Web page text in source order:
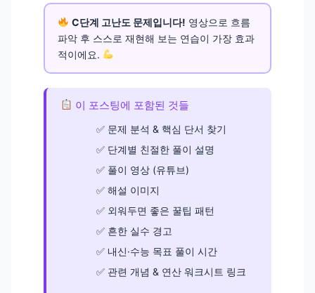
C단계 고난도 문제입니다! 영상으로 흐름
파악 후 스스로 재현해 보는 연습이 가장 효과
적이에요.
이 포스팅에 포함된 것들
문제 분석 & 핵심 단서 찾기
단계별 친절한 풀이 설명
풀이 영상 (유튜브)
해설 이미지
외워두면 좋은 꿀팁 패턴
흔한 실수 경고
내신·수능 목표 풀이 시간
관련 개념 & 연산 워크시트 링크